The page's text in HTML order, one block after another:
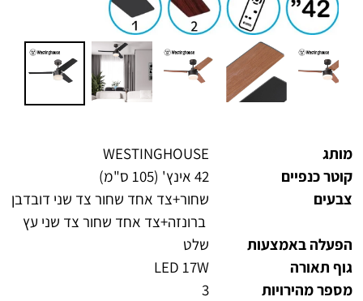
מותג
WESTINGHOUSE
קוטר כנפיים
42 אינץ' (105 ס"מ)
צבעים
שחור+צד אחד שחור צד שני דובדבן
ברונזה+צד אחד שחור צד שני עץ
הפעלה באמצעות
שלט
גוף תאורה
LED 17W
מספר מהירויות
3